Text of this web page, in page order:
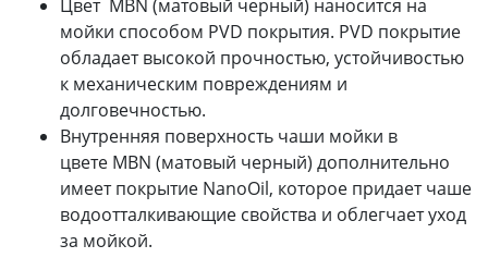
Цвет MBN (матовый черный) наносится на
мойки способом PVD покрытия. PVD покрытие
обладает высокой прочностью, устойчивостью
к механическим повреждениям и
долговечностью.
Внутренняя поверхность чаши мойки в
цвете MBN (матовый черный) дополнительно
имеет покрытие NanoOil, которое придает чаше
водоотталкивающие свойства и облегчает уход
за мойкой.